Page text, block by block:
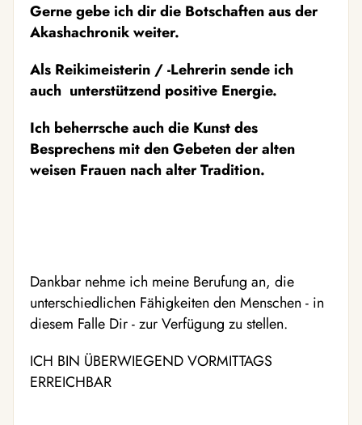
Gerne gebe ich dir die Botschaften aus der
Akashachronik weiter.
Als Reikimeisterin / -Lehrerin sende ich
auch unterstützend positive Energie.
Ich beherrsche auch die Kunst des
Besprechens mit den Gebeten der alten
weisen Frauen nach alter Tradition.
Dankbar nehme ich meine Berufung an, die
unterschiedlichen Fähigkeiten den Menschen - in
diesem Falle Dir - zur Verfügung zu stellen.
ICH BIN ÜBERWIEGEND VORMITTAGS
ERREICHBAR